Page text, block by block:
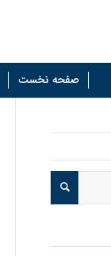
صفحه نخست